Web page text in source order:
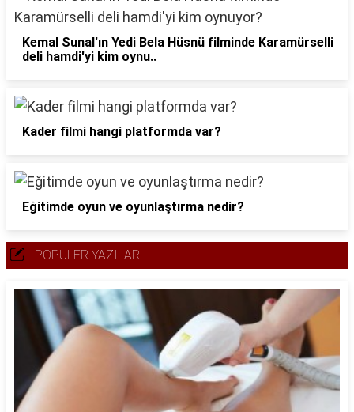
Kemal Sunal'ın Yedi Bela Hüsnü filminde Karamürselli
deli hamdi'yi kim oynu..
Kader filmi hangi platformda var?
Eğitimde oyun ve oyunlaştırma nedir?
POPÜLER YAZILAR